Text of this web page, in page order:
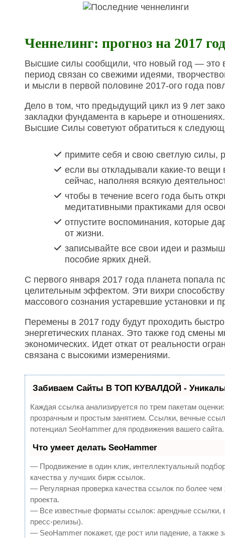
Ченнелинг: прогноз на 2017 год
Высшие силы сообщили, что новый год — это
период связан со свежими идеями,
и мысли в первой половине 2017-ого года
Дело в том, что предыдущий цикл из 9 лет
закладки фундамента в карьере и
Высшие Силы советуют обратиться к
примите себя и свою светлую силы,
если вы откладывали какие-то вещи
сейчас, наполняя всякую
чтобы в течение всего года быть
медитативными практиками для
отпустите воспоминания, которые
от жизни.
записывайте все свои идеи и
пособие ярких дней.
С первого января 2017 года планета попала
целительным эффектом. Эти вихри
массового сознания устаревшие установки
Перемены в 2017 году будут проходить
энергетических планах. Это также год смены
экономических. Идет откат от реальности
связана с высокими измерениями.
Забиваем Сайты В ТОП КУВАЛДОЙ -
Каждая ссылка анализируется по трем пакетам
прозрачным и простым занятием. Ссылки, вечные
потенциал SeoHammer для продвижения вашего сайта.
Что умеет делать SeoHammer
— Продвижение в один клик, интеллектуальный
качества у лучших бирж ссылок.
— Регулярная проверка качества ссылок по более
проекта.
— Все известные форматы ссылок: арендные ссылки,
пресс-релизы).
— SeoHammer покажет, где рост или падение, а также